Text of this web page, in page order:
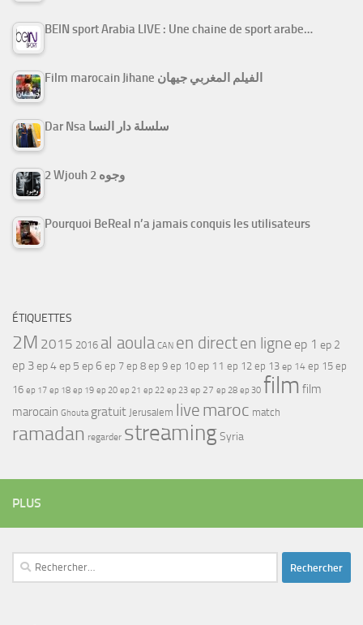
BEIN sport Arabia LIVE : Une chaine de sport arabe…
Film marocain Jihane الفيلم المغربي جيهان
Dar Nsa سلسلة دار النسا
2 Wjouh 2 وجوه
Pourquoi BeReal n’a jamais conquis les utilisateurs
ÉTIQUETTES
2M 2015 2016 al aoula CAN en directen ligne ep 1 ep 2
ep 3ep 4ep 5 ep 6 ep 7 ep 8 ep 9 ep 10 ep 11 ep 12 ep 13 ep 14 ep 15 ep
16 ep 17 ep 18 ep 19 ep 20 ep 21 ep 22 ep 23 ep 27 ep 28 ep 30 film film
marocain Ghouta gratuit Jerusalem live maroc match
ramadan regarder streamingSyria
PLUS
Rechercher :